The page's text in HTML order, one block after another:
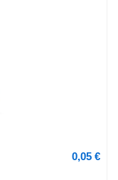
0,05 €